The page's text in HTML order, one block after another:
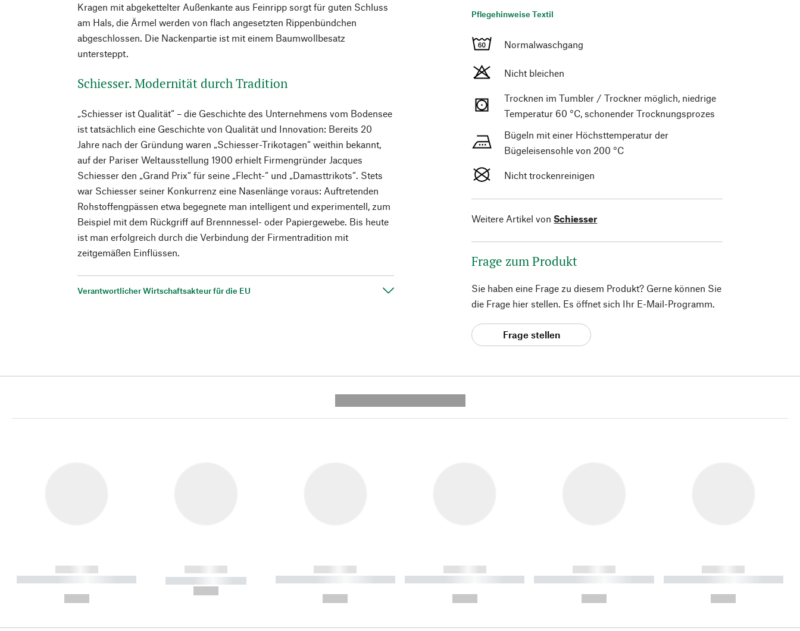
Kragen mit abgekettelter Außenkante aus Feinripp sorgt für guten Schluss
am Hals, die Ärmel werden von flach angesetzten Rippenbündchen
abgeschlossen. Die Nackenpartie ist mit einem Baumwollbesatz
untersteppt.
Schiesser. Modernität durch Tradition
„Schiesser ist Qualität“ – die Geschichte des Unternehmens vom Bodensee
ist tatsächlich eine Geschichte von Qualität und Innovation: Bereits 20
Jahre nach der Gründung waren „Schiesser-Trikotagen“ weithin bekannt,
auf der Pariser Weltausstellung 1900 erhielt Firmengründer Jacques
Schiesser den „Grand Prix“ für seine „Flecht-“ und „Damasttrikots“. Stets
war Schiesser seiner Konkurrenz eine Nasenlänge voraus: Auftretenden
Rohstoffengpässen etwa begegnete man intelligent und experimentell, zum
Beispiel mit dem Rückgriff auf Brennnessel- oder Papiergewebe. Bis heute
ist man erfolgreich durch die Verbindung der Firmentradition mit
zeitgemäßen Einflüssen.
Verantwortlicher Wirtschaftsakteur für die EU
Pflegehinweise Textil
Normalwaschgang
Nicht bleichen
Trocknen im Tumbler / Trockner möglich, niedrige
Temperatur 60 °C, schonender Trocknungsprozes
Bügeln mit einer Höchsttemperatur der
Bügeleisensohle von 200 °C
Nicht trockenreinigen
Weitere Artikel von Schiesser
Frage zum Produkt
Sie haben eine Frage zu diesem Produkt? Gerne können Sie
die Frage hier stellen. Es öffnet sich Ihr E-Mail-Programm.
Frage stellen
------------
----------- ----------- ----------
------------
----------- -----------
------------
----------- ----------- ----------
------------
----------- ----------- ----------
------------
----------- ----------- ----------
------------
----------- ----------- ----------